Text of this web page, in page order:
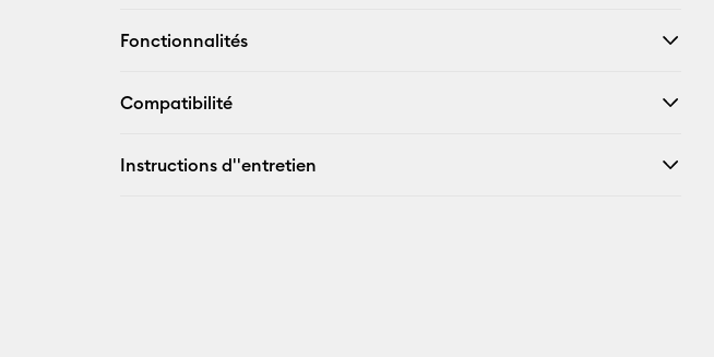
Fonctionnalités
Compatibilité
Instructions d''entretien